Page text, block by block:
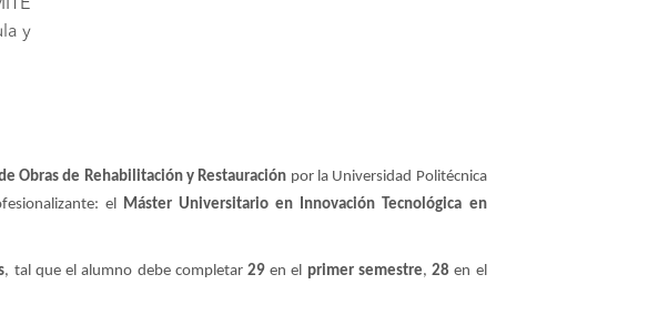
y
Obras de Rehabilitación y Restauración por la Universidad Politécnica
el Máster Universitario en Innovación Tecnológica en
, tal que el alumno debe completar 29en el primer semestre,28 en el